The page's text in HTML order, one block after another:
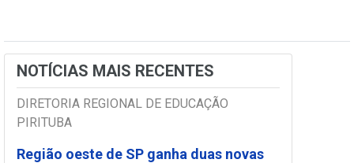
NOTÍCIAS MAIS RECENTES
DIRETORIA REGIONAL DE EDUCAÇÃO
PIRITUBA
Região oeste de SP ganha duas novas